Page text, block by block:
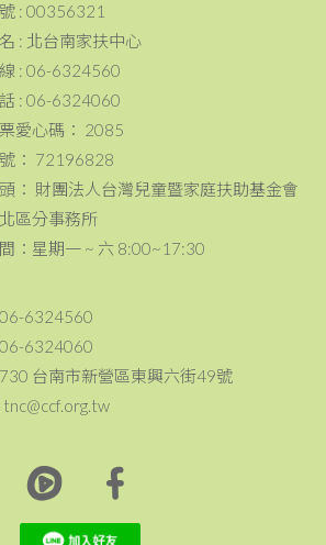
: 00356321
: 北台南家扶中心
: 06-6324560
: 06-6324060
愛心碼： 2085
： 72196828
： 財團法人台灣兒童暨家庭扶助基金會
區分事務所
：星期一 ~ 六 8:00~17:30
6324560
6324060
台南市新營區東興六街49號
tnc@ccf.org.tw